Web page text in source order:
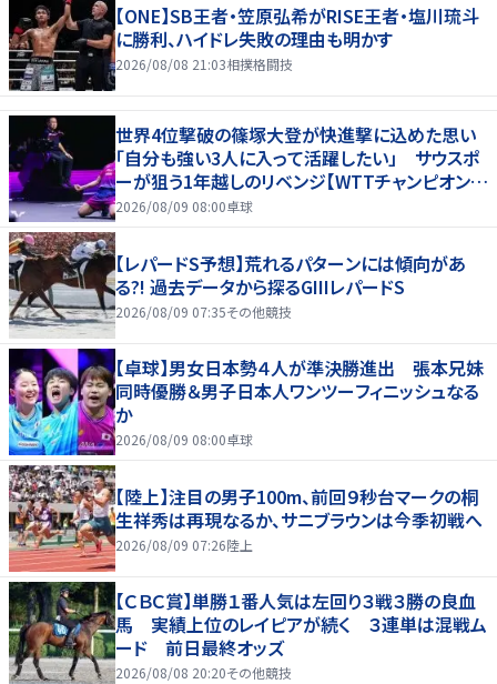
【ONE】SB王者・笠原弘希がRISE王者・塩川琉斗
に勝利、ハイドレ失敗の理由も明かす
2026/08/08 21:03相撲格闘技
世界4位撃破の篠塚大登が快進撃に込めた思い
「自分も強い3人に入って活躍したい」 サウスポ
ーが狙う1年越しのリベンジ【WTTチャンピオンズ
横浜2026】
2026/08/09 08:00卓球
【レパードS予想】荒れるパターンには傾向があ
る?! 過去データから探るGIIIレパードS
2026/08/09 07:35その他競技
【卓球】男女日本勢４人が準決勝進出 張本兄妹
同時優勝＆男子日本人ワンツーフィニッシュなる
か
2026/08/09 08:00卓球
【陸上】注目の男子100m、前回９秒台マークの桐
生祥秀は再現なるか、サニブラウンは今季初戦へ
2026/08/09 07:26陸上
【ＣＢＣ賞】単勝１番人気は左回り３戦３勝の良血
馬 実績上位のレイピアが続く ３連単は混戦ム
ード 前日最終オッズ
2026/08/08 20:20その他競技